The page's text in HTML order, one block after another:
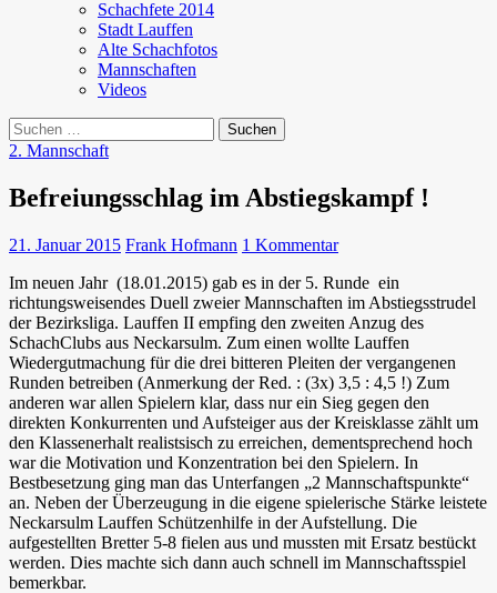
Schachfete 2014
Stadt Lauffen
Alte Schachfotos
Mannschaften
Videos
Suchen
nach:
2. Mannschaft
Befreiungsschlag im Abstiegskampf !
21. Januar 2015 Frank Hofmann 1 Kommentar
Im neuen Jahr (18.01.2015) gab es in der 5. Runde ein
richtungsweisendes Duell zweier Mannschaften im Abstiegsstrudel
der Bezirksliga. Lauffen II empfing den zweiten Anzug des
SchachClubs aus Neckarsulm. Zum einen wollte Lauffen
Wiedergutmachung für die drei bitteren Pleiten der vergangenen
Runden betreiben (Anmerkung der Red. : (3x) 3,5 : 4,5 !) Zum
anderen war allen Spielern klar, dass nur ein Sieg gegen den
direkten Konkurrenten und Aufsteiger aus der Kreisklasse zählt um
den Klassenerhalt realistsisch zu erreichen, dementsprechend hoch
war die Motivation und Konzentration bei den Spielern. In
Bestbesetzung ging man das Unterfangen „2 Mannschaftspunkte“
an. Neben der Überzeugung in die eigene spielerische Stärke leistete
Neckarsulm Lauffen Schützenhilfe in der Aufstellung. Die
aufgestellten Bretter 5-8 fielen aus und mussten mit Ersatz bestückt
werden. Dies machte sich dann auch schnell im Mannschaftsspiel
bemerkbar.